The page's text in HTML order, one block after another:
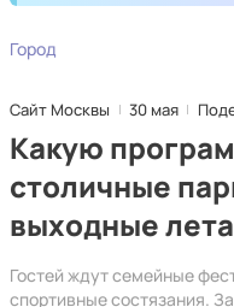
Город
Сайт Москвы 30 мая
Какую
столичные
выходные лета
Гостей ждут семейные
спортивные состязания.